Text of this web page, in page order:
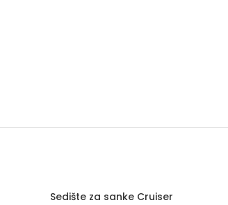
Sedište za sanke Cruiser